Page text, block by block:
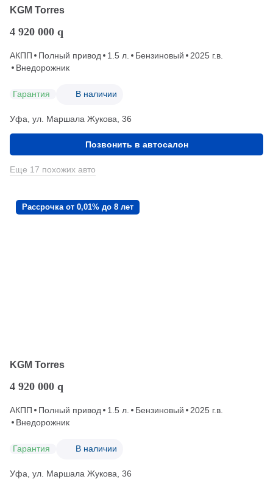
KGM Torres
4 920 000 q
АКПП Полный привод 1.5 л. Бензиновый
2025 г.в.
Внедорожник
Гарантия В наличии
Уфа, ул. Маршала Жукова, 36
Позвонить в автосалон
Еще 17 похожих авто
Рассрочка от 0,01% до 8 лет
KGM Torres
4 920 000 q
АКПП Полный привод 1.5 л. Бензиновый
2025 г.в.
Внедорожник
Гарантия В наличии
Уфа, ул. Маршала Жукова, 36